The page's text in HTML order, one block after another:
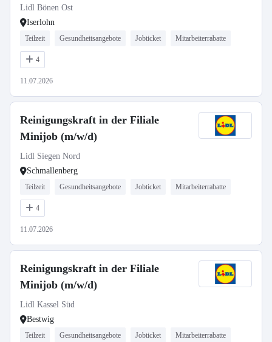
Lidl Bönen Ost
Iserlohn
Teilzeit Gesundheitsangebote Jobticket Mitarbeiterrabatte
4
11.07.2026
Reinigungskraft in der Filiale
Minijob (m/w/d)
Lidl Siegen Nord
Schmallenberg
Teilzeit Gesundheitsangebote Jobticket Mitarbeiterrabatte
4
11.07.2026
Reinigungskraft in der Filiale
Minijob (m/w/d)
Lidl Kassel Süd
Bestwig
Teilzeit Gesundheitsangebote Jobticket Mitarbeiterrabatte